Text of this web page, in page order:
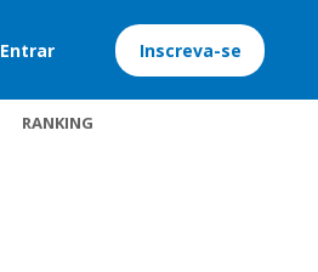
Entrar Inscreva-se
RANKING